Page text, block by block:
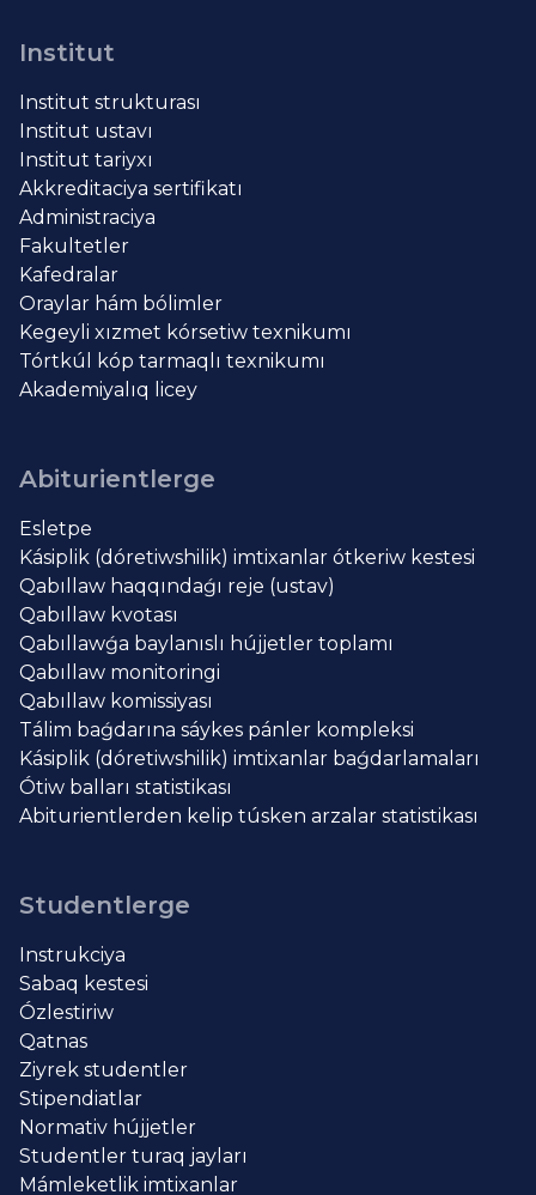
Institut
Institut strukturası
Institut ustavı
Institut tariyxı
Akkreditaciya sertifikatı
Administraciya
Fakultetler
Kafedralar
Oraylar hám bólimler
Kegeyli xızmet kórsetiw texnikumı
Tórtkúl kóp tarmaqlı texnikumı
Akademiyalıq licey
Abiturientlerge
Esletpe
Kásiplik (dóretiwshilik) imtixanlar ótkeriw kestesi
Qabıllaw haqqındaǵı reje (ustav)
Qabıllaw kvotası
Qabıllawǵa baylanıslı hújjetler toplamı
Qabıllaw monitoringi
Qabıllaw komissiyası
Tálim baǵdarına sáykes pánler kompleksi
Kásiplik (dóretiwshilik) imtixanlar baǵdarlamaları
Ótiw balları statistikası
Abiturientlerden kelip túsken arzalar statistikası
Studentlerge
Instrukciya
Sabaq kestesi
Ózlestiriw
Qatnas
Ziyrek studentler
Stipendiatlar
Normativ hújjetler
Studentler turaq jayları
Mámleketlik imtixanlar